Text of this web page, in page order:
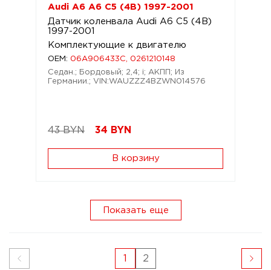
Audi A6 A6 C5 (4B) 1997-2001
Датчик коленвала Audi A6 C5 (4B)
1997-2001
Комплектующие к двигателю
OEM: 06A906433C, 0261210148
Седан.; Бордовый; 2,4; i; АКПП; Из
Германии.; VIN:WAUZZZ4BZWN014576
43 BYN 34 BYN
В корзину
Показать еще
1 2